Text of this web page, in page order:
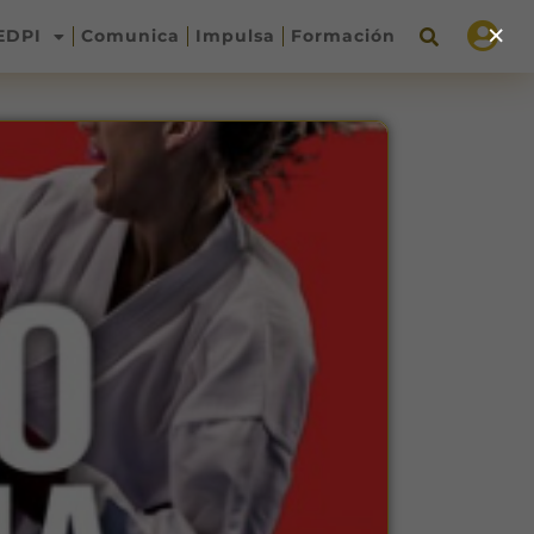
Comunica Impulsa Formación ×